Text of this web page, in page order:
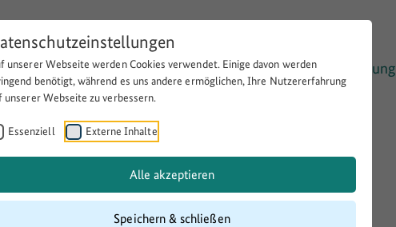
unserer Webseite werden Cookies verwendet. Einige davon werden
benötigt, während es uns andere ermöglichen, Ihre Nutzererfahrung
unserer Webseite zu verbessern.
Essenziell Externe Inhalte
Alle akzeptieren
Speichern & schließen
Über BULEplus Themen Förderung
Menschen